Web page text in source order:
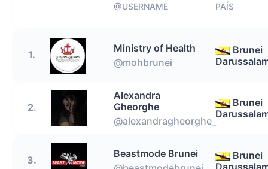
@USERNAME PAÍS
1.
Ministry of Health
@mohbrunei
Brunei
2.
Alexandra
Gheorghe
@alexandragheorghe_
Brunei
3.
Beastmode Brunei
Brunei